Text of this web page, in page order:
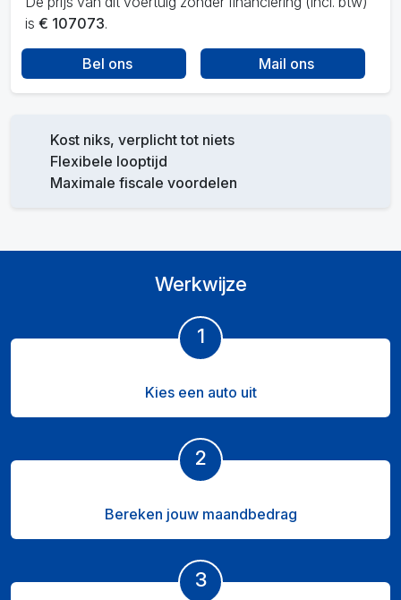
is € 107073.
Bel ons Mail ons
Kost niks, verplicht tot niets
Flexibele looptijd
Maximale fiscale voordelen
Werkwijze
1
Kies een auto uit
2
Bereken jouw maandbedrag
3